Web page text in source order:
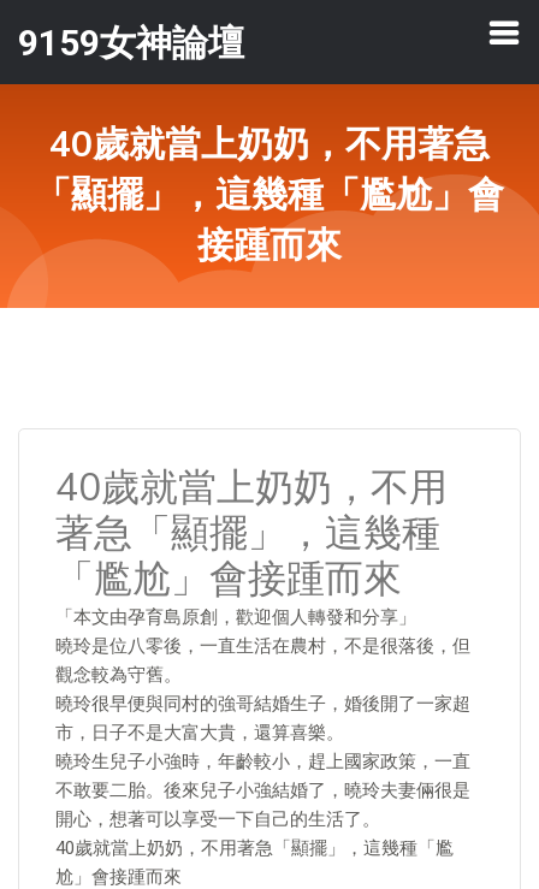
9159女神論壇
40歲就當上奶奶，不用著急
「顯擺」，這幾種「尷尬」會
接踵而來
40歲就當上奶奶，不用
著急「顯擺」，這幾種
「尷尬」會接踵而來
「本文由孕育島原創，歡迎個人轉發和分享」
曉玲是位八零後，一直生活在農村，不是很落後，但
觀念較為守舊。
曉玲很早便與同村的強哥結婚生子，婚後開了一家超
市，日子不是大富大貴，還算喜樂。
曉玲生兒子小強時，年齡較小，趕上國家政策，一直
不敢要二胎。後來兒子小強結婚了，曉玲夫妻倆很是
開心，想著可以享受一下自己的生活了。
40歲就當上奶奶，不用著急「顯擺」，這幾種「尷
尬」會接踵而來